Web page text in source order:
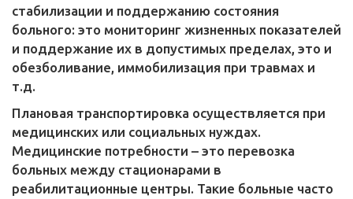
стабилизации и поддержанию состояния
больного: это мониторинг жизненных показателей
и поддержание их в допустимых пределах, это и
обезболивание, иммобилизация при травмах и
т.д.
Плановая транспортировка осуществляется при
медицинских или социальных нуждах.
Медицинские потребности – это перевозка
больных между стационарами в
реабилитационные центры. Такие больные часто